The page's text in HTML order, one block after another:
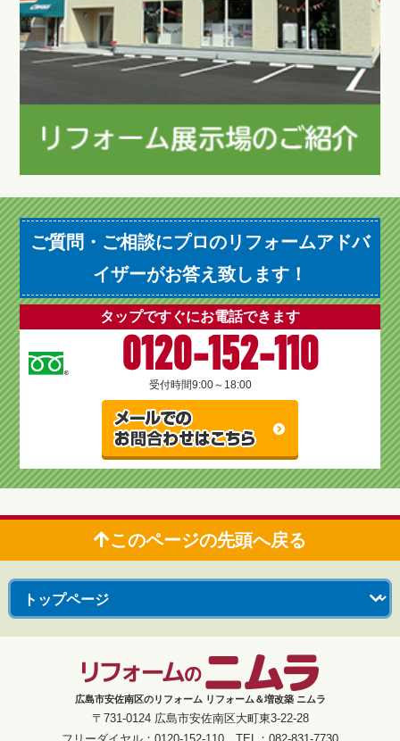
ご質問・ご相談にプロのリフォームアドバ
イザーがお答え致します！
タップですぐにお電話できます
0120-152-110
受付時間9:00～18:00
このページの先頭へ戻る
広島市安佐南区のリフォーム リフォーム＆増改築 ニムラ
〒731-0124 広島市安佐南区大町東3-22-28